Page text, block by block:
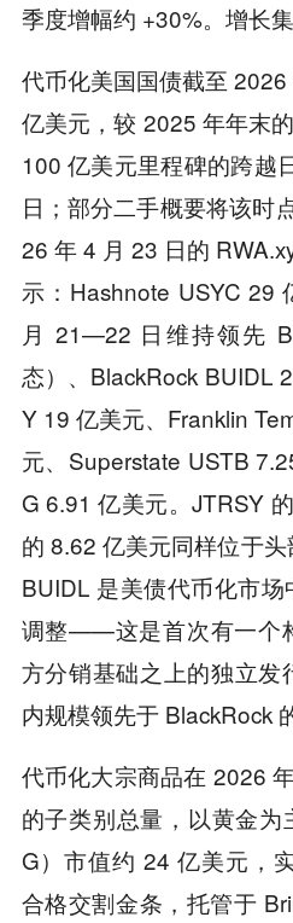
季度增幅约 +30%。增长
代币化美国国债截至
亿美元，较 2025 年年末
100 亿美元里程碑的跨越
日；部分二手概要将该时
26 年 4 月 23 日的
示：Hashnote USYC 29
月 21—22 日维持领先
态）、BlackRock BUIDL
Y 19 亿美元、Franklin
元、Superstate USTB
G 6.91 亿美元。JTRSY
的 8.62 亿美元同样位于
BUIDL 是美债代币化市
调整——这是首次有一个
方分销基础之上的独立
内规模领先于 BlackRock
代币化大宗商品在 2026
的子类别总量，以黄金为
G）市值约 24 亿美元，
合格交割金条，托管于